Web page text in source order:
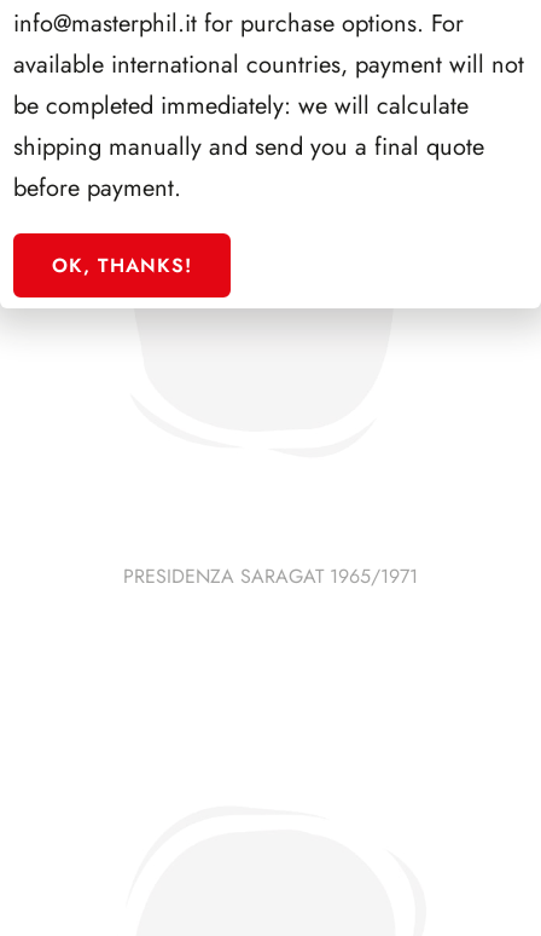
PRESIDENZA SARAGAT 1965/1971
info@masterphil.it for purchase options. For
available international countries, payment will not
be completed immediately: we will calculate
shipping manually and send you a final quote
before payment.
OK, THANKS!